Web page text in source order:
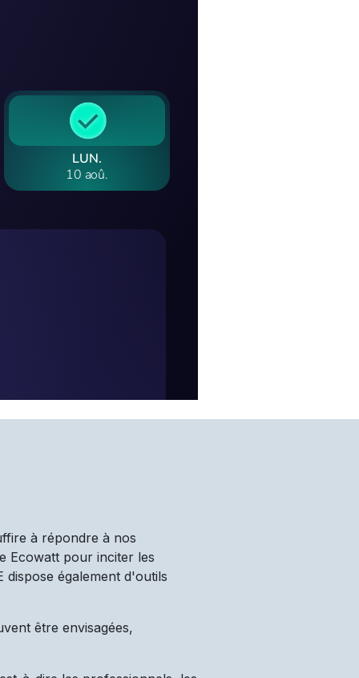
à répondre à nos
Ecowatt pour inciter les
également d'outils
être envisagées,